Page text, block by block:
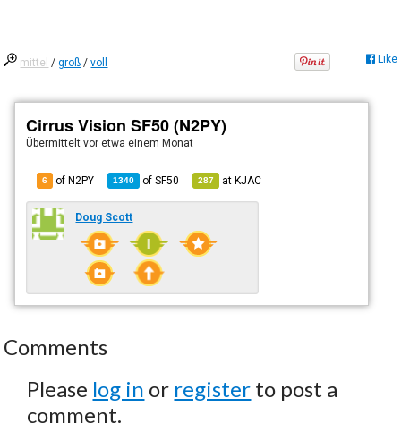
mittel /groß /voll Like
Cirrus Vision SF50 (N2PY)
Übermitteltvor etwa einem Monat
6 of N2PY 1340 ofSF50 287 atKJAC
Doug Scott
Comments
Please log in or register to post a
comment.